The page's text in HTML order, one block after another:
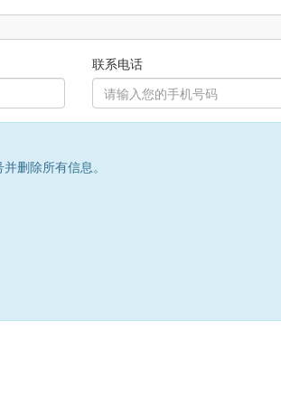
联系电话
删除所有信息。